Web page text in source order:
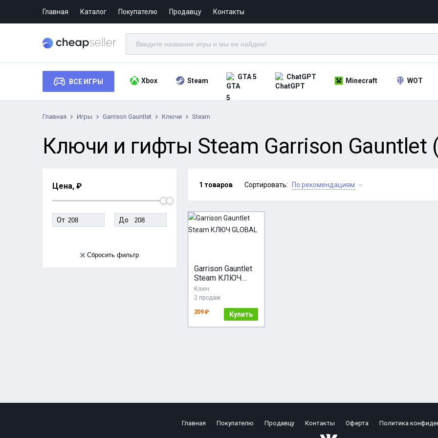
Главная Каталог Покупателю Продавцу Контакты
ВСЕ ИГРЫ Xbox Steam GTA 5 ChatGPT Minecraft WOT
Главная Игры Garrison Gauntlet Ключи Steam
Ключи и гифты Steam Garrison Gauntlet
Цена, ₽
От До
Сбросить фильтр
1 товаров Сортировать: По рекомендациям
Garrison Gauntlet
Steam КЛЮЧ
GLOBAL
Ключ
2 продаж
209 ₽ Купить
Главная Покупателю Продавцу Контакты Оферта Политика